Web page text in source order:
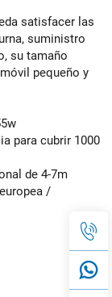
satisfacer las
suministro
su tamaño
pequeño y
para cubrir 1000
de 4-7m
/